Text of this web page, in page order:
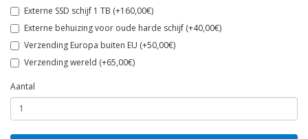
Externe SSD schijf 1 TB (+160,00€)
Externe behuizing voor oude harde schijf (+40,00€)
Verzending Europa buiten EU (+50,00€)
Verzending wereld (+65,00€)
Aantal